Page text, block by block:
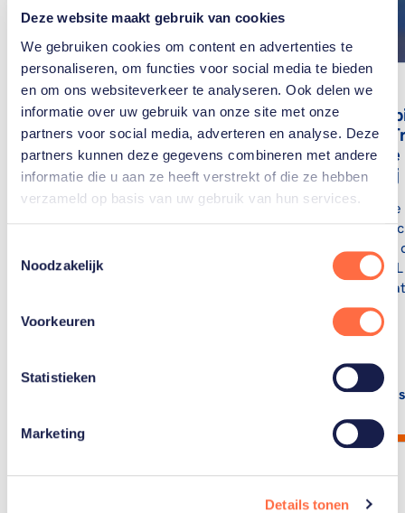
Deze website maakt gebruik van cookies
We gebruiken cookies om content en advertenties te
personaliseren, om functies voor social media te bieden
en om ons websiteverkeer te analyseren. Ook delen we
informatie over uw gebruik van onze site met onze
partners voor social media, adverteren en analyse. Deze
partners kunnen deze gegevens combineren met andere
informatie die u aan ze heeft verstrekt of die ze hebben
verzameld op basis van uw gebruik van hun services.
Noodzakelijk
Voorkeuren
Statistieken
Marketing
Details tonen
Olivier van de Voort
''In het water heb ik
geen prothese nodig.
vroeg een olympische
(27) hem moeiteloos…
Liveblog
Spelen:
zijn triple
sweep
De
Parijs.
van
met